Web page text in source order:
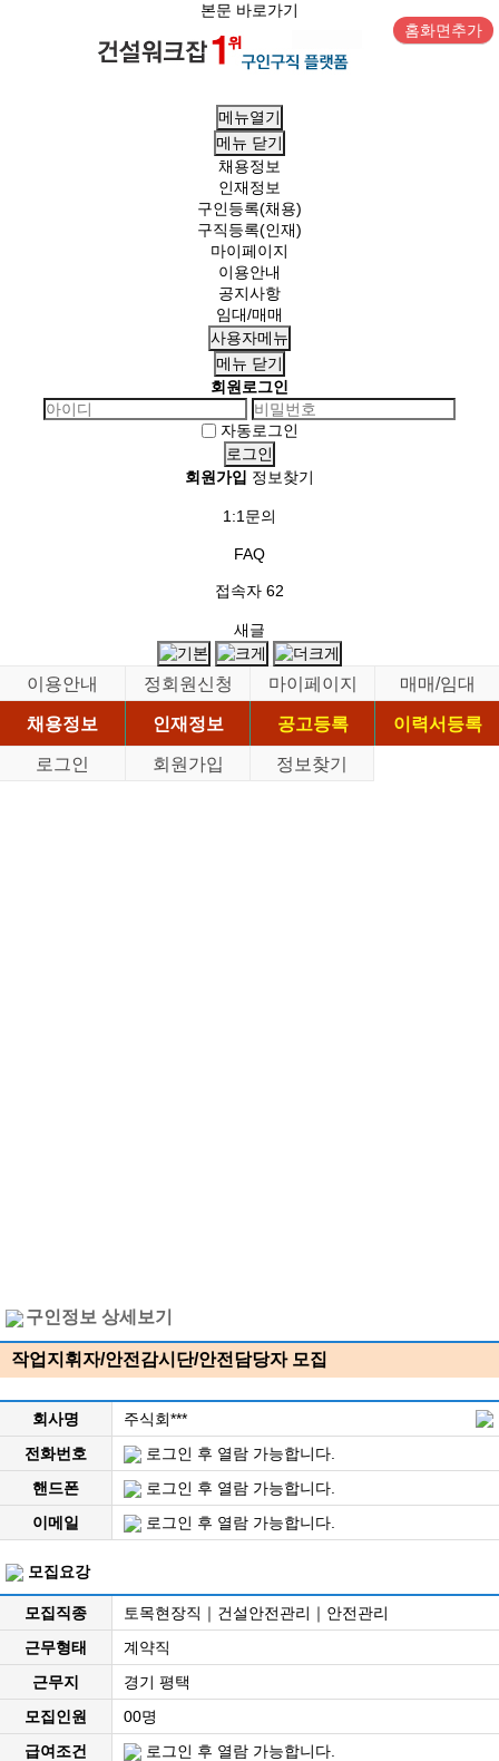
본문 바로가기
홈화면추가
메뉴열기
메뉴 닫기
채용정보
인재정보
구인등록(채용)
구직등록(인재)
마이페이지
이용안내
공지사항
임대/매매
사용자메뉴
메뉴 닫기
회원로그인
자동로그인
회원가입 정보찾기
1:1문의
FAQ
접속자 62
새글
이용안내 정회원신청 마이페이지
매매/임대
채용정보
인재정보 공고등록
이력서등록
로그인
회원가입 정보찾기
구인정보 상세보기
작업지휘자/안전감시단/안전담당자 모집
회사명
주식회***
전화번호
로그인 후 열람 가능합니다.
핸드폰
로그인 후 열람 가능합니다.
이메일
로그인 후 열람 가능합니다.
모집요강
모집직종
토목현장직｜건설안전관리｜안전관리
근무형태
계약직
근무지
경기 평택
모집인원
00명
급여조건
로그인 후 열람 가능합니다.